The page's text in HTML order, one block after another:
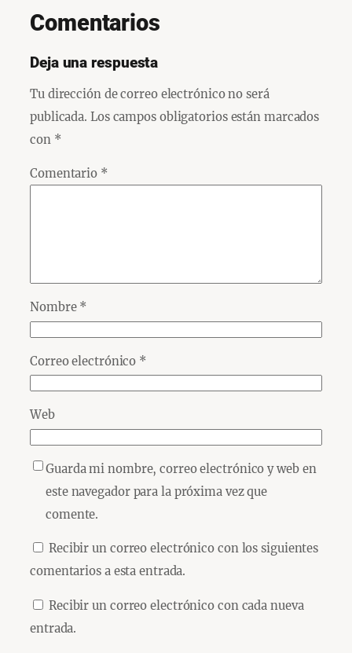
Comentarios
Deja una respuesta
Tu dirección de correo electrónico no será
publicada. Los campos obligatorios están marcados
con *
Comentario *
Nombre *
Correo electrónico *
Web
Guarda mi nombre, correo electrónico y web en
este navegador para la próxima vez que
comente.
Recibir un correo electrónico con los siguientes
comentarios a esta entrada.
Recibir un correo electrónico con cada nueva
entrada.